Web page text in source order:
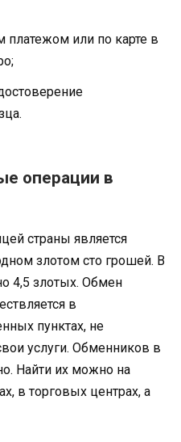
платежом или по карте в
операции в
страны является
злотом сто грошей. В
4,5 злотых. Обмен
в
пунктах, не
услуги. Обменников в
Найти их можно на
в торговых центрах, а